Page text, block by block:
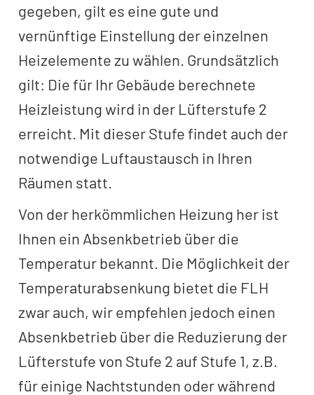
gegeben, gilt es eine gute und
vernünftige Einstellung der einzelnen
Heizelemente zu wählen. Grundsätzlich
gilt: Die für Ihr Gebäude berechnete
Heizleistung wird in der Lüfterstufe 2
erreicht. Mit dieser Stufe findet auch der
notwendige Luftaustausch in Ihren
Räumen statt.
Von der herkömmlichen Heizung her ist
Ihnen ein Absenkbetrieb über die
Temperatur bekannt. Die Möglichkeit der
Temperaturabsenkung bietet die FLH
zwar auch, wir empfehlen jedoch einen
Absenkbetrieb über die Reduzierung der
Lüfterstufe von Stufe 2 auf Stufe 1, z.B.
für einige Nachtstunden oder während